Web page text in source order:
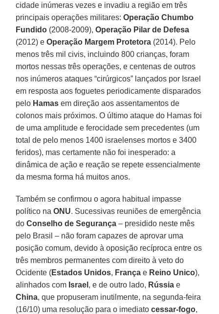
cidade inúmeras vezes e invadiu a região em três
principais operações militares:Operação Chumbo
Fundido (2008-2009),Operação Pilar de Defesa
(2012) eOperação Margem Protetora (2014). Pelo
menos três mil civis, incluindo 800 crianças, foram
mortos nessas três operações, e centenas de outros
nos inúmeros ataques “cirúrgicos” lançados por Israel
em resposta aos foguetes periodicamente disparados
pelo Hamas em direção aos assentamentos de
colonos mais próximos. O último ataque do Hamas foi
de uma amplitude e ferocidade sem precedentes (um
total de pelo menos 1400 israelenses mortos e 3400
feridos), mas certamente não foi inesperado: a
dinâmica de ação e reação se repete essencialmente
da mesma forma há muitos anos.
Também se confirmou o agora habitual impasse
político naONU. Sucessivas reuniões de emergência
doConselho de Segurança – presidido neste mês
pelo Brasil – não foram capazes de aprovar uma
posição comum, devido à oposição recíproca entre os
três membros permanentes com direito à veto do
Ocidente (Estados Unidos, França e Reino Unico),
alinhados com Israel , e de outro lado, Rússia e
China, que propuseram inutilmente, na segunda-feira
(16/10) uma resolução para o imediatocessar-fogo,